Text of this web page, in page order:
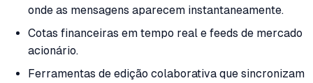
onde as mensagens aparecem instantaneamente.
Cotas financeiras em tempo real e feeds de mercado
acionário.
Ferramentas de edição colaborativa que sincronizam